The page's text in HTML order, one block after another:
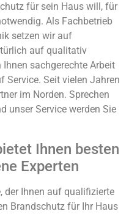
für sein Haus will, für
Als Fachbetrieb
setzen wir auf
auf qualitativ
sachgerechte Arbeit
Service. Seit vielen Jahren
im Norden. Sprechen
unser Service werden Sie
Ihnen besten
Experten
der Ihnen auf qualifizierte
Brandschutz für Ihr Haus